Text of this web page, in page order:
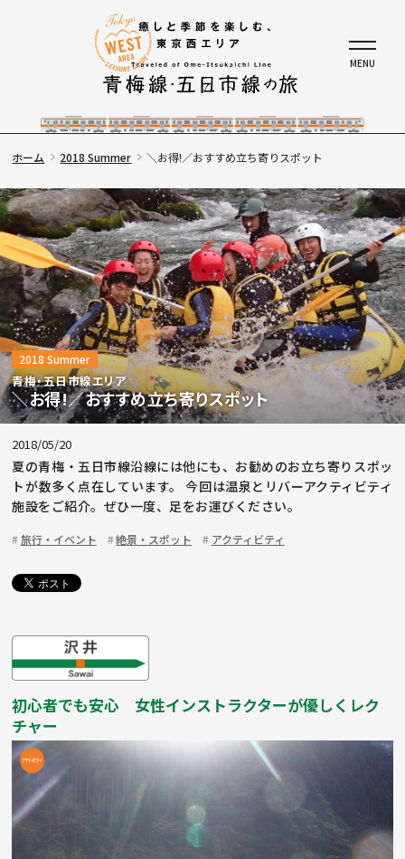
ホーム 2018 Summer ＼お得!／おすすめ立ち寄りスポット
2018 Summer
青梅・五日市線エリア
＼お得!／おすすめ立ち寄りスポット
2018/05/20
夏の青梅・五日市線沿線には他にも、お勧めのお立ち寄りスポッ
トが数多く点在しています。 今回は温泉とリバーアクティビティ
施設をご紹介。ぜひ一度、足をお運びください。
旅行・イベント 絶景・スポット アクティビティ
初心者でも安心 女性インストラクターが優しくレク
チャー